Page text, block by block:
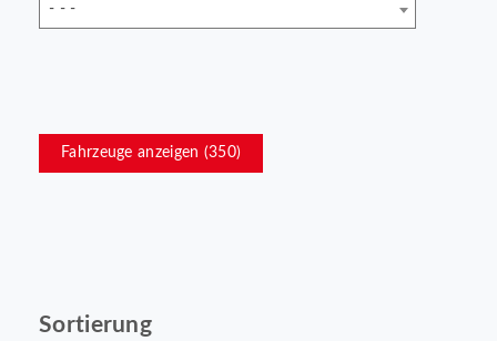
- - -
Fahrzeuge anzeigen (350)
Sortierung